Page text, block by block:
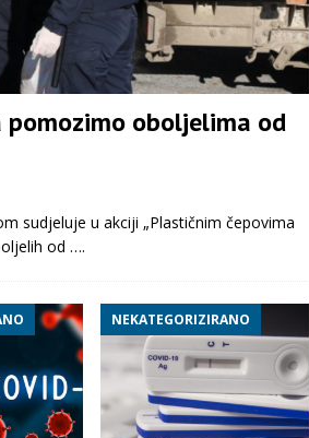
oboljelima od
sudjeluje u akciji „Plastičnim čepovima
od ….
NEKATEGORIZIRANO